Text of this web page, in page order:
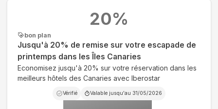
bon plan
Jusqu'à 20% de remise sur votre escapade de
printemps dans les Îles Canaries
Economisez jusqu'à 20% sur votre réservation dans les
meilleurs hôtels des Canaries avec Iberostar
Vérifié Valable jusqu'au 31/05/2026
20%